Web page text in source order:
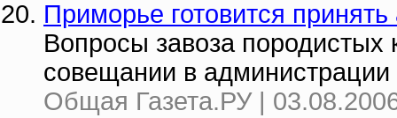
Приморье готовится
Вопросы завоза породистых
совещании в администрации
Общая Газета.РУ |